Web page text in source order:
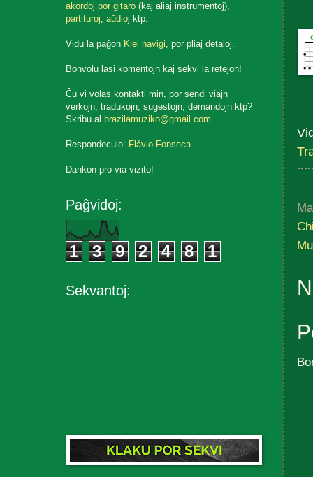
akordoj por gitaro (kaj aliaj instrumentoj),
partituroj,aŭdioj ktp.
Vidu la paĝon Kiel navigi, por pliaj detaloj.
Bonvolu lasi komentojn kaj sekvi la retejon!
Ĉu vi volas kontakti min, por sendi viajn
verkojn, tradukojn, sugestojn, demandojn ktp?
Skribu al brazilamuziko@gmail.com .
Respondeculo: Flávio Fonseca.
Dankon pro via vizito!
Paĝvidoj:
1 3 9 2 4 8 1
Sekvantoj: